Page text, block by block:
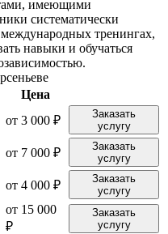
имеющими
систематически
тренингах,
навыки и обучаться
Цена
от 3 000 ₽
Заказать
услугу
от 7 000 ₽
Заказать
услугу
от 4 000 ₽
Заказать
услугу
от 15 000
₽
Заказать
услугу